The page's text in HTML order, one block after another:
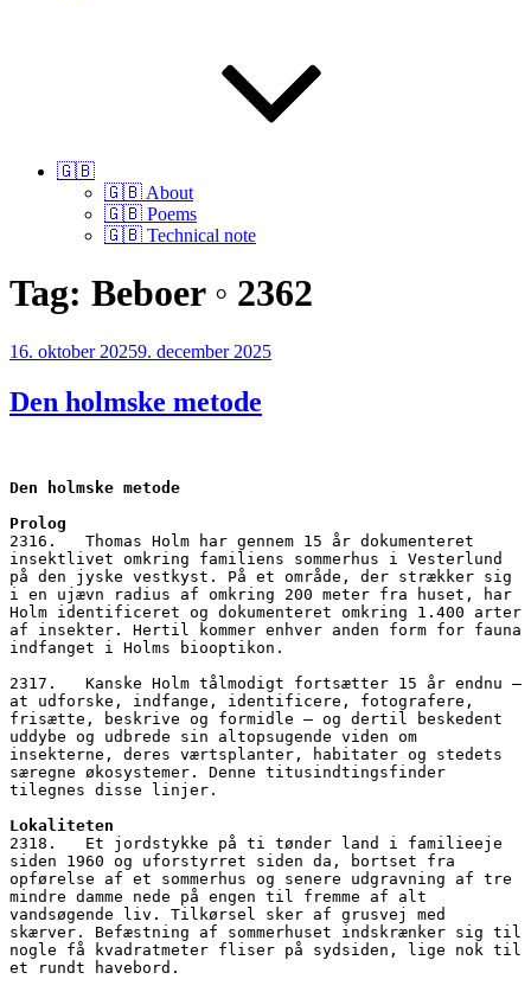
🇬🇧
🇬🇧 About
🇬🇧 Poems
🇬🇧 Technical note
Tag: Beboer ◦ 2362
Udgivet
16. oktober 20259. december 2025
Den holmske metode
Den holmske metode
Prolog
2316.   Thomas Holm har gennem 15 år dokumenteret
insektlivet omkring familiens sommerhus i Vesterlund
på den jyske vestkyst. På et område, der strækker sig
i en ujævn radius af omkring 200 meter fra huset, har
Holm identificeret og dokumenteret omkring 1.400 arter
af insekter. Hertil kommer enhver anden form for fauna
indfanget i Holms biooptikon.
2317.   Kanske Holm tålmodigt fortsætter 15 år endnu –
at udforske, indfange, identificere, fotografere,
frisætte, beskrive og formidle – og dertil beskedent
uddybe og udbrede sin altopsugende viden om
insekterne, deres værtsplanter, habitater og stedets
særegne økosystemer. Denne titusindtingsfinder
tilegnes disse linjer.
Lokaliteten
2318.   Et jordstykke på ti tønder land i familieeje
siden 1960 og uforstyrret siden da, bortset fra
opførelse af et sommerhus og senere udgravning af tre
mindre damme nede på engen til fremme af alt
vandsøgende liv. Tilkørsel sker af grusvej med
skærver. Befæstning af sommerhuset indskrænker sig til
nogle få kvadratmeter fliser på sydsiden, lige nok til
et rundt havebord.